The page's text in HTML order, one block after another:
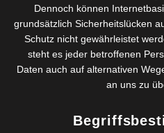
Dennoch können
grundsätzlich Sicherheitslücken
Schutz nicht gewährleistet
steht es jeder betroffenen
Daten auch auf alternativen
an uns zu